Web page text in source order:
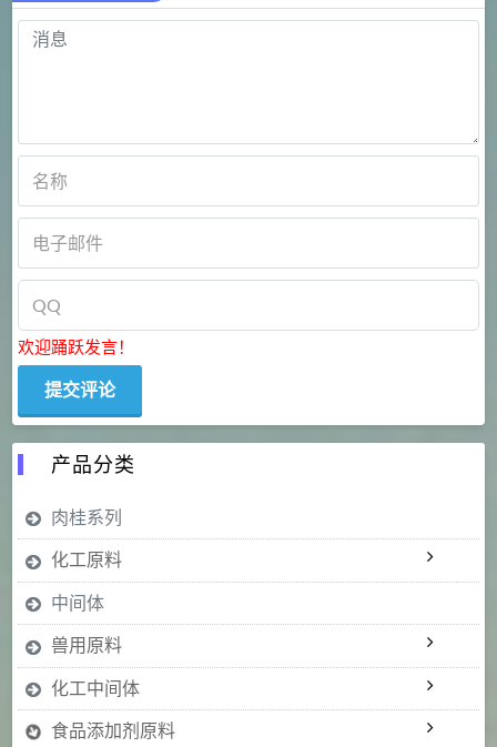
欢迎踊跃发言！
产品分类
肉桂系列
化工原料
中间体
兽用原料
化工中间体
食品添加剂原料